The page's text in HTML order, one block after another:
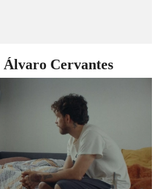
Álvaro Cervantes